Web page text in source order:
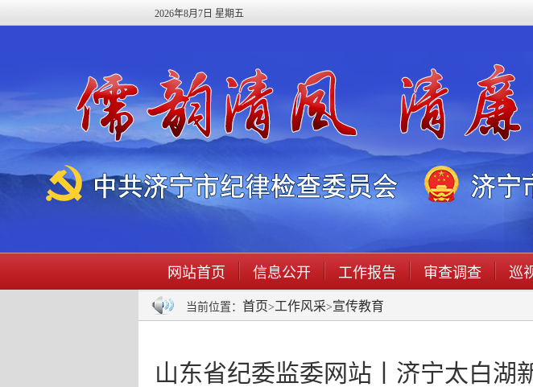
2026年8月7日 星期五
网站首页 信息公开 工作报告 审查调查 巡
当前位置： 首页>工作风采>宣传教育
山东省纪委监委网站丨济宁太白湖